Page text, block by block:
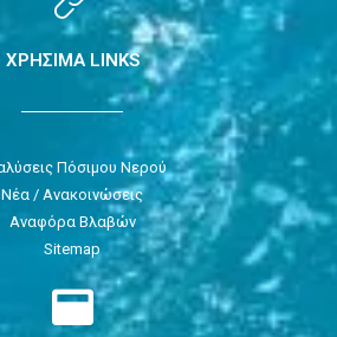
ΧΡΗΣΙΜΑ LINKS
Πόσιμου Νερού
Νέα / Ανακοινώσεις
Αναφόρα Βλαβών
Sitemap